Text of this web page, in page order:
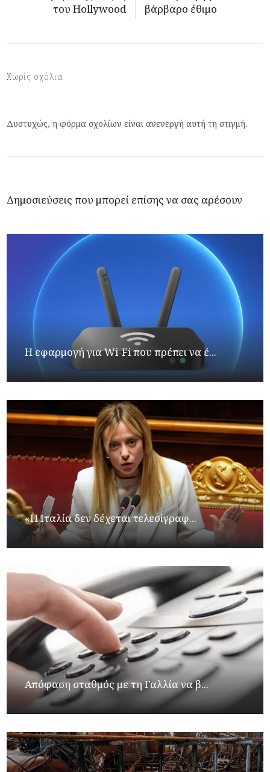
του Hollywood
βάρβαρο έθιμο
Χωρίς σχόλια
Δυστυχώς, η φόρμα σχολίων είναι ανενεργή αυτή τη στιγμή.
Δημοσιεύσεις που μπορεί επίσης να σας αρέσουν
Η εφαρμογή για Wi-Fi που πρέπει να έ...
«Η Ιταλία δεν δέχεται τελεσίγραφ...
Απόφαση σταθμός με τη Γαλλία να β...